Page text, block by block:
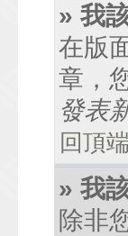
» 我
在版
章，
發表
回頂端
» 我
除非